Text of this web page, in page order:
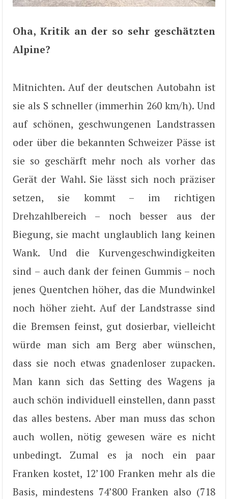
Oha, Kritik an der so sehr geschätzten
Alpine?
Mitnichten. Auf der deutschen Autobahn ist
sie als S schneller (immerhin 260 km/h). Und
auf schönen, geschwungenen Landstrassen
oder über die bekannten Schweizer Pässe ist
sie so geschärft mehr noch als vorher das
Gerät der Wahl. Sie lässt sich noch präziser
setzen, sie kommt – im richtigen
Drehzahlbereich – noch besser aus der
Biegung, sie macht unglaublich lang keinen
Wank. Und die Kurvengeschwindigkeiten
sind – auch dank der feinen Gummis – noch
jenes Quentchen höher, das die Mundwinkel
noch höher zieht. Auf der Landstrasse sind
die Bremsen feinst, gut dosierbar, vielleicht
würde man sich am Berg aber wünschen,
dass sie noch etwas gnadenloser zupacken.
Man kann sich das Setting des Wagens ja
auch schön individuell einstellen, dann passt
das alles bestens. Aber man muss das schon
auch wollen, nötig gewesen wäre es nicht
unbedingt. Zumal es ja noch ein paar
Franken kostet, 12’100 Franken mehr als die
Basis, mindestens 74’800 Franken also (718